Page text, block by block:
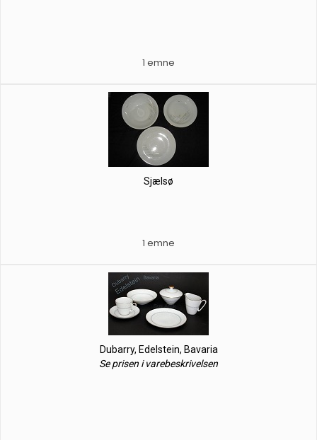
1 emne
Sjælsø
1 emne
Dubarry, Edelstein, Bavaria
Se prisen i varebeskrivelsen